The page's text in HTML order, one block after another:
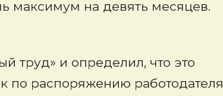
максимум на девять месяцев.
труд» и определил, что это
по распоряжению работодателя